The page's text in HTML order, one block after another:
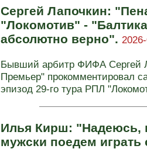
Сергей Лапочкин:
"Локомотив" -
абсолютно верно".
Бывший арбитр ФИФА Сергей
Премьер" прокомментировал
эпизод 29-го тура РПЛ
Илья Кирш: "Надеюсь,
мужски поедем